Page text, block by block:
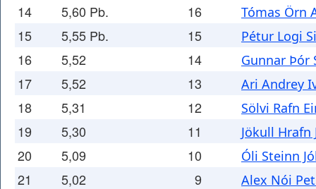
14 5,60 Pb. 16 Tómas Örn
15 5,55 Pb. 15 Pétur Logi
16 5,52 14 Gunnar Þór
17 5,52 13 Ari Andrey
18 5,31 12 Sölvi Rafn
19 5,30 11 Jökull Hrafn
20 5,09 10 Óli Steinn
21 5,02 9 Alex Nói